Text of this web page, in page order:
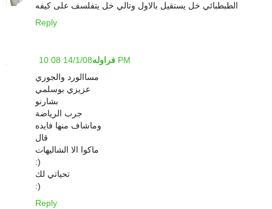
الطبطبائي خل يستقيل بالاول وتالي خل يتفلسف على كيفه
Reply
فراوله 14/1/08 10:08 PM
مساالورد والجوري
عزيزي بوسلمي
بشارنو
جرب الرياضة
وماشاف منها فايده
قال
ماكوا الا الشاليهات
:)
تحياتي لك
:)
Reply